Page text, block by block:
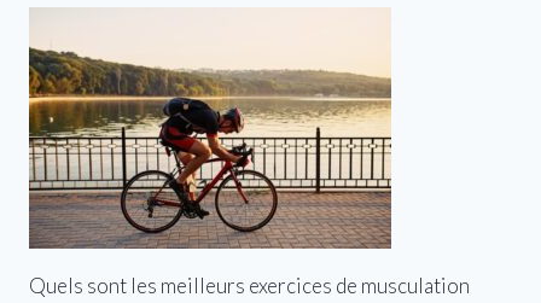
Quels sont les meilleurs exercices de musculation